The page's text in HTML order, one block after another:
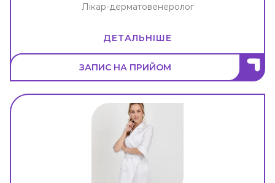
Лікар-дерматовенеролог
ДЕТАЛЬНІШЕ
ЗАПИС НА ПРИЙОМ